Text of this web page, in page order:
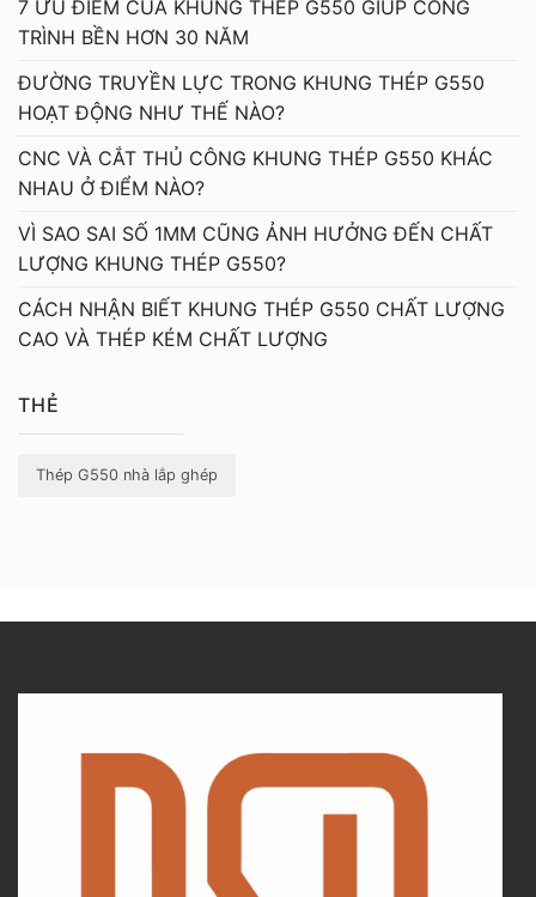
7 ƯU ĐIỂM CỦA KHUNG THÉP G550 GIÚP CÔNG
TRÌNH BỀN HƠN 30 NĂM
ĐƯỜNG TRUYỀN LỰC TRONG KHUNG THÉP G550
HOẠT ĐỘNG NHƯ THẾ NÀO?
CNC VÀ CẮT THỦ CÔNG KHUNG THÉP G550 KHÁC
NHAU Ở ĐIỂM NÀO?
VÌ SAO SAI SỐ 1MM CŨNG ẢNH HƯỞNG ĐẾN CHẤT
LƯỢNG KHUNG THÉP G550?
CÁCH NHẬN BIẾT KHUNG THÉP G550 CHẤT LƯỢNG
CAO VÀ THÉP KÉM CHẤT LƯỢNG
THẺ
Thép G550 nhà lắp ghép